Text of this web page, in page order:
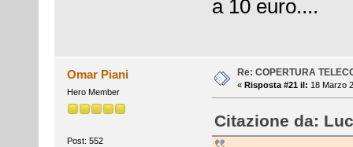
a 10 euro....
Omar Piani
Hero Member
Post: 552
Re: COPERTURA
« Risposta #21 il: 18 Marzo
Citazione da: